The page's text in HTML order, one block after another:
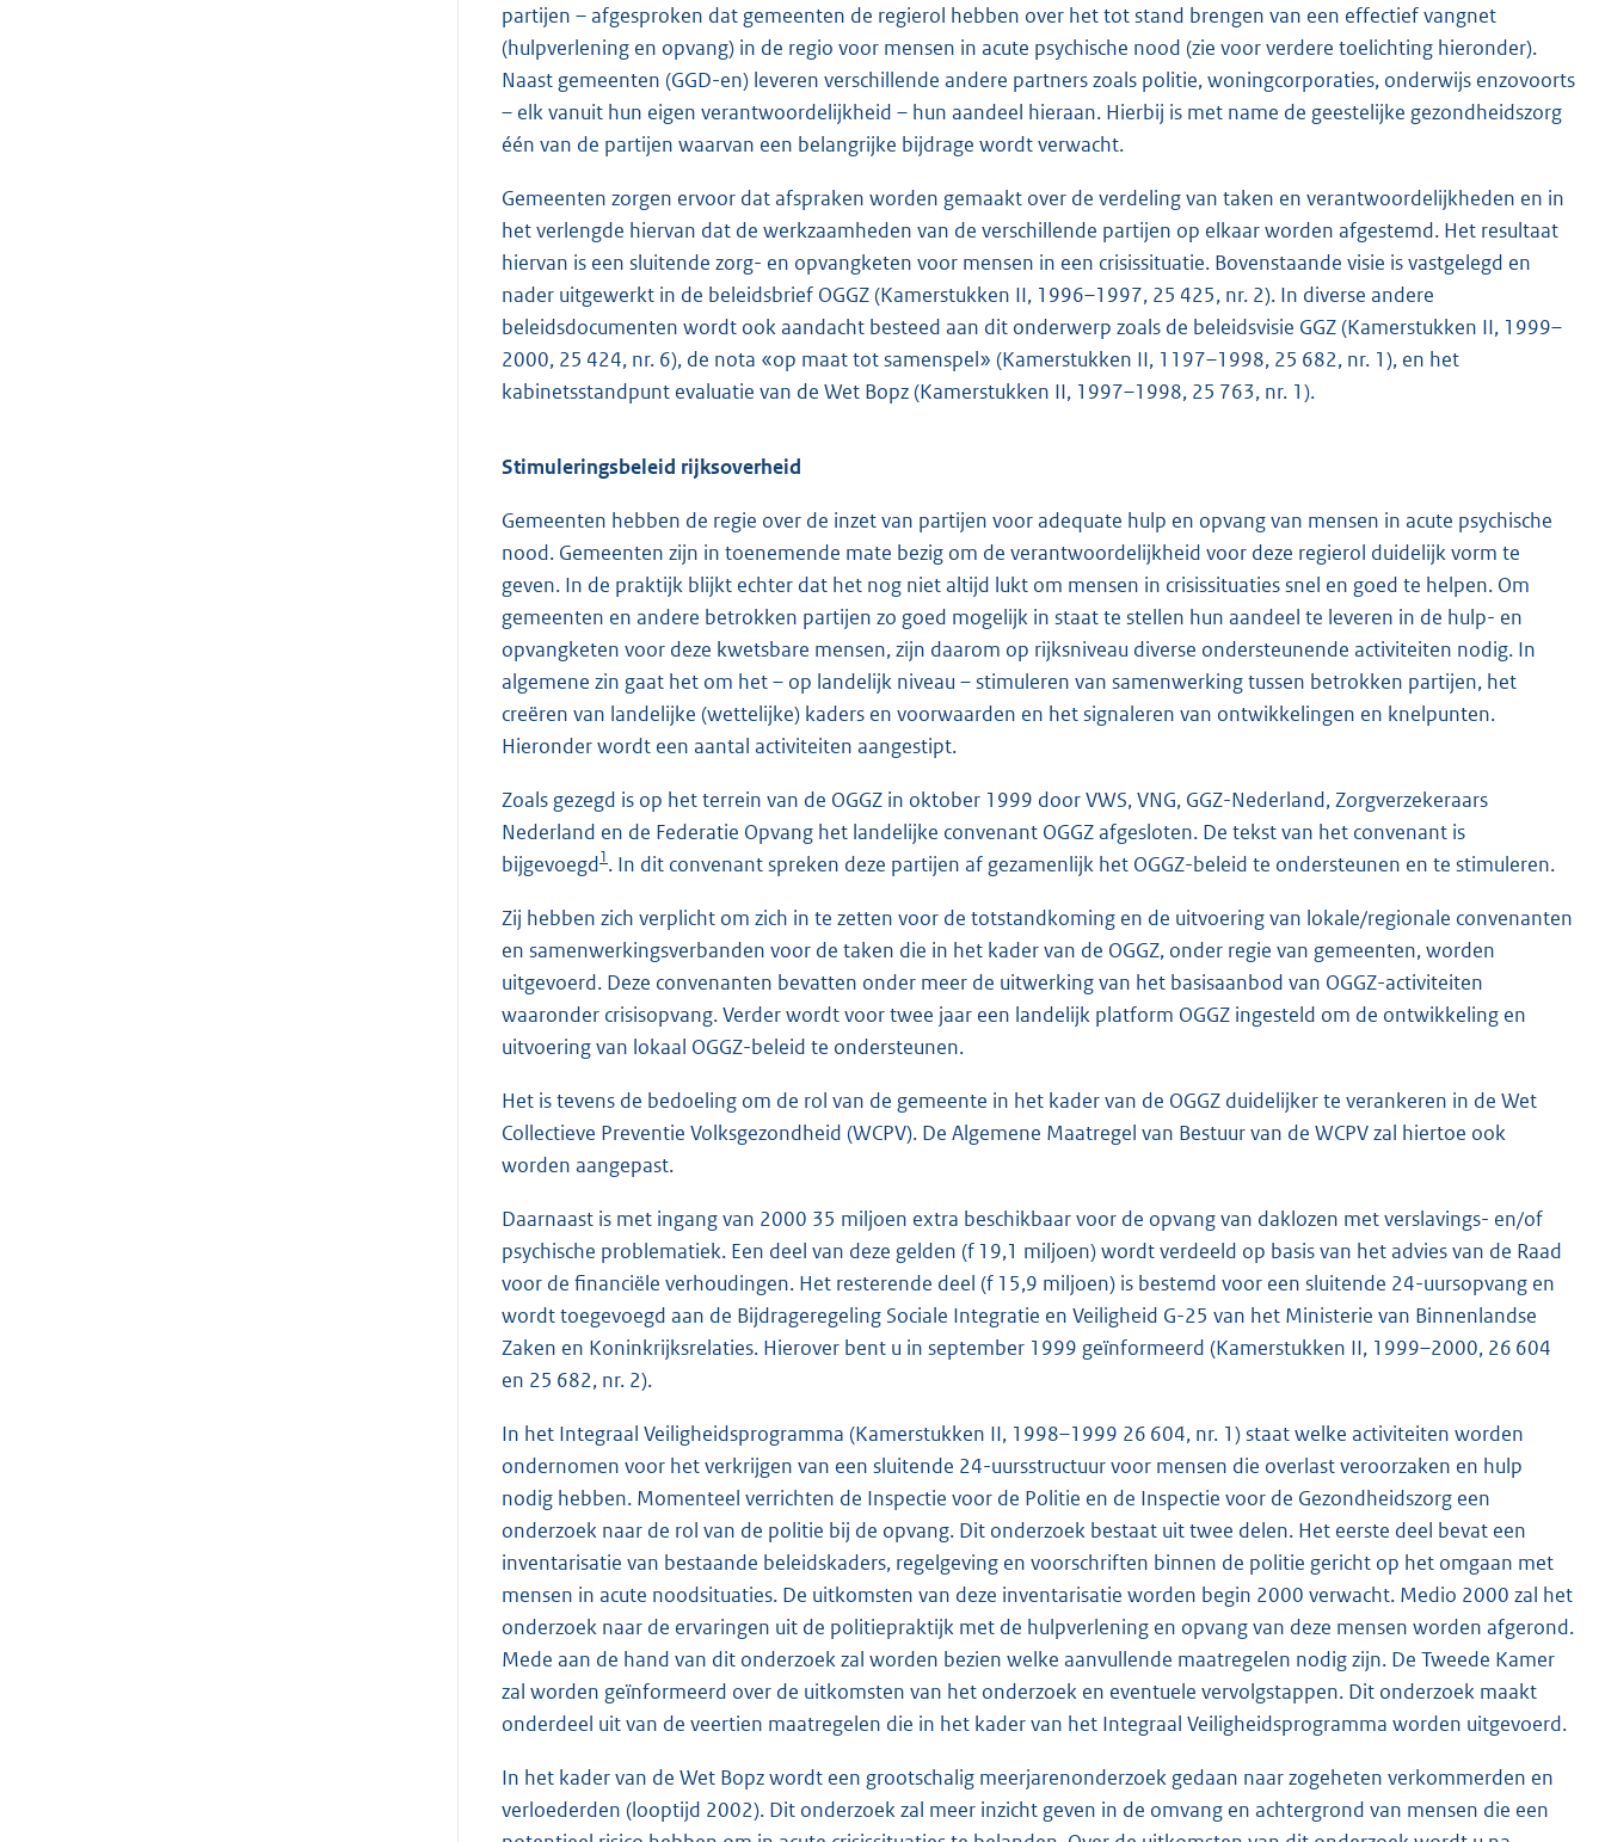
partijen – afgesproken dat gemeenten de regierol hebben over het tot stand brengen van een effectief vangnet
(hulpverlening en opvang) in de regio voor mensen in acute psychische nood (zie voor verdere toelichting hieronder).
Naast gemeenten (GGD-en) leveren verschillende andere partners zoals politie, woningcorporaties, onderwijs enzovoorts
– elk vanuit hun eigen verantwoordelijkheid – hun aandeel hieraan. Hierbij is met name de geestelijke gezondheidszorg
één van de partijen waarvan een belangrijke bijdrage wordt verwacht.
Gemeenten zorgen ervoor dat afspraken worden gemaakt over de verdeling van taken en verantwoordelijkheden en in
het verlengde hiervan dat de werkzaamheden van de verschillende partijen op elkaar worden afgestemd. Het resultaat
hiervan is een sluitende zorg- en opvangketen voor mensen in een crisissituatie. Bovenstaande visie is vastgelegd en
nader uitgewerkt in de beleidsbrief OGGZ (Kamerstukken II, 1996–1997, 25 425, nr. 2). In diverse andere
beleidsdocumenten wordt ook aandacht besteed aan dit onderwerp zoals de beleidsvisie GGZ (Kamerstukken II, 1999–
2000, 25 424, nr. 6), de nota «op maat tot samenspel» (Kamerstukken II, 1197–1998, 25 682, nr. 1), en het
kabinetsstandpunt evaluatie van de Wet Bopz (Kamerstukken II, 1997–1998, 25 763, nr. 1).
Stimuleringsbeleid rijksoverheid
Gemeenten hebben de regie over de inzet van partijen voor adequate hulp en opvang van mensen in acute psychische
nood. Gemeenten zijn in toenemende mate bezig om de verantwoordelijkheid voor deze regierol duidelijk vorm te
geven. In de praktijk blijkt echter dat het nog niet altijd lukt om mensen in crisissituaties snel en goed te helpen. Om
gemeenten en andere betrokken partijen zo goed mogelijk in staat te stellen hun aandeel te leveren in de hulp- en
opvangketen voor deze kwetsbare mensen, zijn daarom op rijksniveau diverse ondersteunende activiteiten nodig. In
algemene zin gaat het om het – op landelijk niveau – stimuleren van samenwerking tussen betrokken partijen, het
creëren van landelijke (wettelijke) kaders en voorwaarden en het signaleren van ontwikkelingen en knelpunten.
Hieronder wordt een aantal activiteiten aangestipt.
Zoals gezegd is op het terrein van de OGGZ in oktober 1999 door VWS, VNG, GGZ-Nederland, Zorgverzekeraars
Nederland en de Federatie Opvang het landelijke convenant OGGZ afgesloten. De tekst van het convenant is
bijgevoegd1. In dit convenant spreken deze partijen af gezamenlijk het OGGZ-beleid te ondersteunen en te stimuleren.
Zij hebben zich verplicht om zich in te zetten voor de totstandkoming en de uitvoering van lokale/regionale convenanten
en samenwerkingsverbanden voor de taken die in het kader van de OGGZ, onder regie van gemeenten, worden
uitgevoerd. Deze convenanten bevatten onder meer de uitwerking van het basisaanbod van OGGZ-activiteiten
waaronder crisisopvang. Verder wordt voor twee jaar een landelijk platform OGGZ ingesteld om de ontwikkeling en
uitvoering van lokaal OGGZ-beleid te ondersteunen.
Het is tevens de bedoeling om de rol van de gemeente in het kader van de OGGZ duidelijker te verankeren in de Wet
Collectieve Preventie Volksgezondheid (WCPV). De Algemene Maatregel van Bestuur van de WCPV zal hiertoe ook
worden aangepast.
Daarnaast is met ingang van 2000 35 miljoen extra beschikbaar voor de opvang van daklozen met verslavings- en/of
psychische problematiek. Een deel van deze gelden (f 19,1 miljoen) wordt verdeeld op basis van het advies van de Raad
voor de financiële verhoudingen. Het resterende deel (f 15,9 miljoen) is bestemd voor een sluitende 24-uursopvang en
wordt toegevoegd aan de Bijdrageregeling Sociale Integratie en Veiligheid G-25 van het Ministerie van Binnenlandse
Zaken en Koninkrijksrelaties. Hierover bent u in september 1999 geïnformeerd (Kamerstukken II, 1999–2000, 26 604
en 25 682, nr. 2).
In het Integraal Veiligheidsprogramma (Kamerstukken II, 1998–1999 26 604, nr. 1) staat welke activiteiten worden
ondernomen voor het verkrijgen van een sluitende 24-uursstructuur voor mensen die overlast veroorzaken en hulp
nodig hebben. Momenteel verrichten de Inspectie voor de Politie en de Inspectie voor de Gezondheidszorg een
onderzoek naar de rol van de politie bij de opvang. Dit onderzoek bestaat uit twee delen. Het eerste deel bevat een
inventarisatie van bestaande beleidskaders, regelgeving en voorschriften binnen de politie gericht op het omgaan met
mensen in acute noodsituaties. De uitkomsten van deze inventarisatie worden begin 2000 verwacht. Medio 2000 zal het
onderzoek naar de ervaringen uit de politiepraktijk met de hulpverlening en opvang van deze mensen worden afgerond.
Mede aan de hand van dit onderzoek zal worden bezien welke aanvullende maatregelen nodig zijn. De Tweede Kamer
zal worden geïnformeerd over de uitkomsten van het onderzoek en eventuele vervolgstappen. Dit onderzoek maakt
onderdeel uit van de veertien maatregelen die in het kader van het Integraal Veiligheidsprogramma worden uitgevoerd.
In het kader van de Wet Bopz wordt een grootschalig meerjarenonderzoek gedaan naar zogeheten verkommerden en
verloederden (looptijd 2002). Dit onderzoek zal meer inzicht geven in de omvang en achtergrond van mensen die een